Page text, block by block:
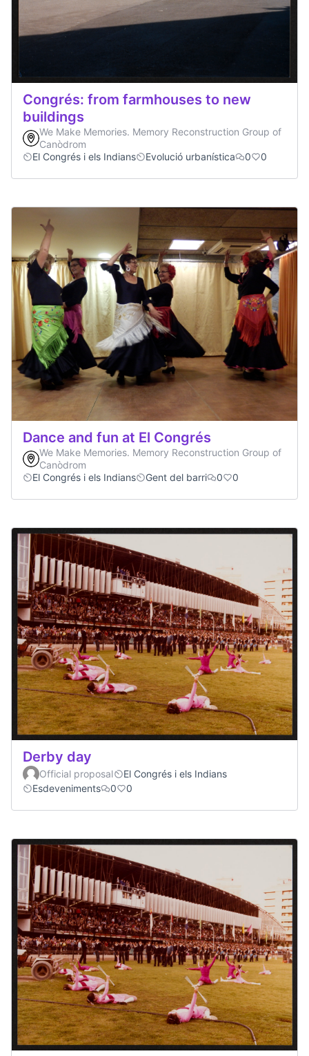
Congrés: from farmhouses to new
buildings
We Make Memories. Memory Reconstruction Group of
Canòdrom
El Congrés i els Indians
Evolució urbanística 0 0
Dance and fun at El Congrés
We Make Memories. Memory Reconstruction Group of
Canòdrom
El Congrés i els Indians
Gent del barri 0 0
Derby day
Official proposal
El Congrés i els Indians
Esdeveniments
0 0